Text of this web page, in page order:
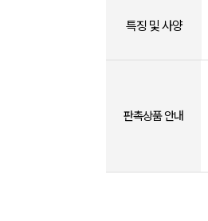
특징 및 사양
판촉상품 안내